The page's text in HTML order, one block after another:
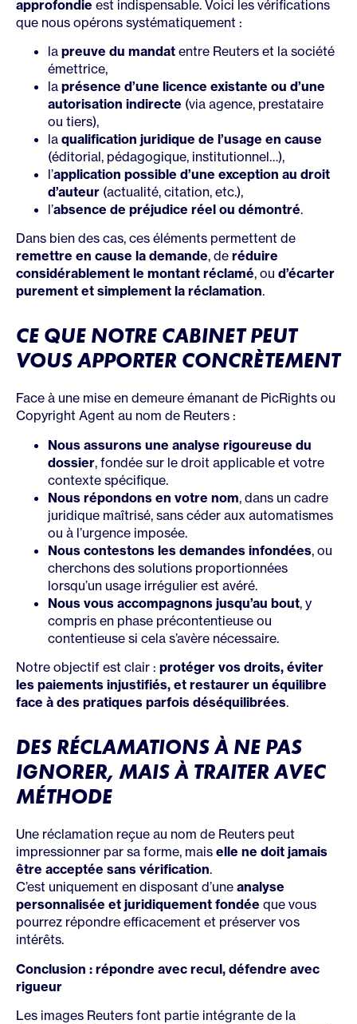
approfondie est indispensable. Voici les vérifications
que nous opérons systématiquement :
la preuve du mandat entre Reuters et la société
émettrice,
la présence d’une licence existante ou d’une
autorisation indirecte (via agence, prestataire
ou tiers),
la qualification juridique de l’usage en cause
(éditorial, pédagogique, institutionnel…),
l’application possible d’une exception au droit
d’auteur (actualité, citation, etc.),
l’absence de préjudice réel ou démontré.
Dans bien des cas, ces éléments permettent de
remettre en cause la demande, de réduire
considérablement le montant réclamé, ou d’écarter
purement et simplement la réclamation.
CE QUE NOTRE CABINET PEUT
VOUS APPORTER CONCRÈTEMENT
Face à une mise en demeure émanant de PicRights ou
Copyright Agent au nom de Reuters :
Nous assurons une analyse rigoureuse du
dossier, fondée sur le droit applicable et votre
contexte spécifique.
Nous répondons en votre nom, dans un cadre
juridique maîtrisé, sans céder aux automatismes
ou à l’urgence imposée.
Nous contestons les demandes infondées, ou
cherchons des solutions proportionnées
lorsqu’un usage irrégulier est avéré.
Nous vous accompagnons jusqu’au bout, y
compris en phase précontentieuse ou
contentieuse si cela s’avère nécessaire.
Notre objectif est clair : protéger vos droits, éviter
les paiements injustifiés, et restaurer un équilibre
face à des pratiques parfois déséquilibrées.
DES RÉCLAMATIONS À NE PAS
IGNORER, MAIS À TRAITER AVEC
MÉTHODE
Une réclamation reçue au nom de Reuters peut
impressionner par sa forme, mais elle ne doit jamais
être acceptée sans vérification.
C’est uniquement en disposant d’une analyse
personnalisée et juridiquement fondée que vous
pourrez répondre efficacement et préserver vos
intérêts.
Conclusion : répondre avec recul, défendre avec
rigueur
Les images Reuters font partie intégrante de la